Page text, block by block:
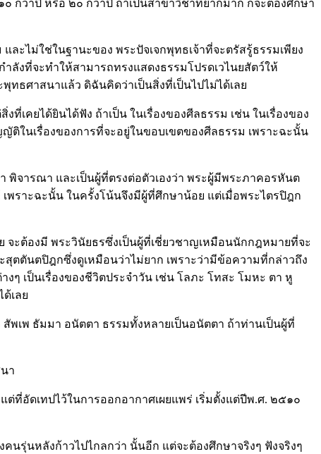
๐ กว่าปี หรือ ๒๐ กว่าปี ถ้าเป็นสาขาวิชาที่ยากมาก ก็จะต้องศึกษา
ะไม่ใช่ในฐานะของ พระปัจเจกพุทธเจ้าที่จะตรัสรู้ธรรมเพียง
งที่จะทำให้สามารถทรงแสดงธรรมโปรดเวไนยสัตว์ให้
ทธศาสนาแล้ว ดิฉันคิดว่าเป็นสิ่งที่เป็นไปไม่ได้เลย
ที่เคยได้ยินได้ฟัง ถ้าเป็น ในเรื่องของศีลธรรม เช่น ในเรื่องของ
ในเรื่องของการที่จะอยู่ในขอบเขตของศีลธรรม เพราะฉะนั้น
พิจารณา และเป็นผู้ที่ตรงต่อตัวเองว่า พระผู้มีพระภาคอรหันต
พราะฉะนั้น ในครั้งโน้นจึงมีผู้ที่ศึกษาน้อย แต่เมื่อพระไตรปิฎก
ะต้องมี พระวินัยธรซึ่งเป็นผู้ที่เชี่ยวชาญเหมือนนักกฎหมายที่จะ
ตันตปิฎกซึ่งดูเหมือนว่าไม่ยาก เพราะว่ามีข้อความที่กล่าวถึง
เป็นเรื่องของชีวิตประจำวัน เช่น โลภะ โทสะ โมหะ ตา หู
เลย
พเพ ธัมมา อนัตตา ธรรมทั้งหลายเป็นอนัตตา ถ้าท่านเป็นผู้ที่
า
ที่อัดเทปไว้ในการออกอากาศเผยแพร่ เริ่มตั้งแต่ปีพ.ศ. ๒๕๑๐
รุ่นหลังก้าวไปไกลกว่า นั้นอีก แต่จะต้องศึกษาจริงๆ ฟังจริงๆ